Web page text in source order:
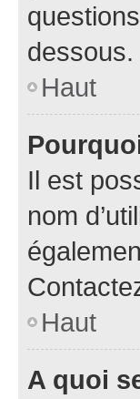
dessous.
Haut
Il est
nom
Haut
A quoi